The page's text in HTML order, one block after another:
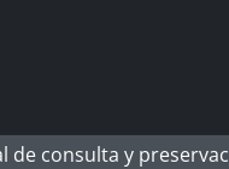
de consulta y